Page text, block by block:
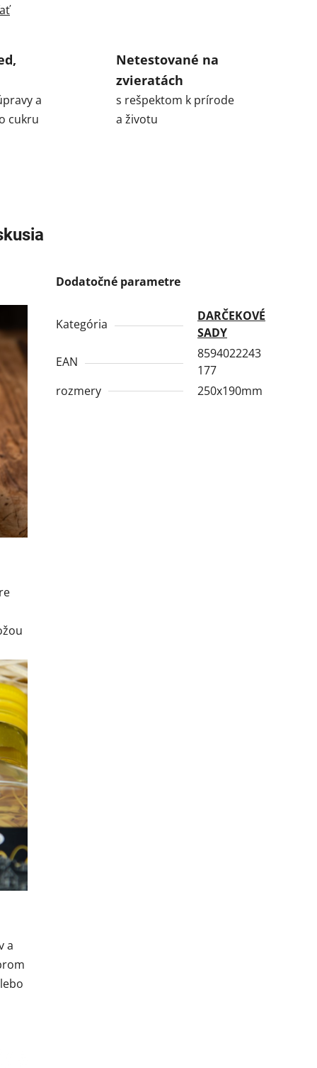
a
cukru
Netestované na
zvieratách
s rešpektom k prírode
a životu
a
Dodatočné parametre
Kategória
DARČEKOVÉ
SADY
EAN
8594022243
177
rozmery
250x190mm